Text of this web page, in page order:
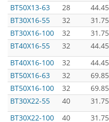
BT50X13-63
28 44.45
BT30X16-55
32 31.75
BT30X16-100
32 31.75
BT40X16-55
32 44.45
BT40X16-100
32 44.45
BT50X16-63
32 69.85
BT50X16-100
32 69.85
BT30X22-55
40 31.75
BT30X22-100
40 31.75